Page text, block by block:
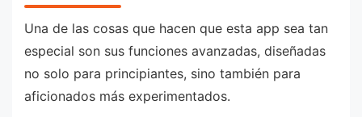
Una de las cosas que hacen que esta app sea tan
especial son sus funciones avanzadas, diseñadas
no solo para principiantes, sino también para
aficionados más experimentados.